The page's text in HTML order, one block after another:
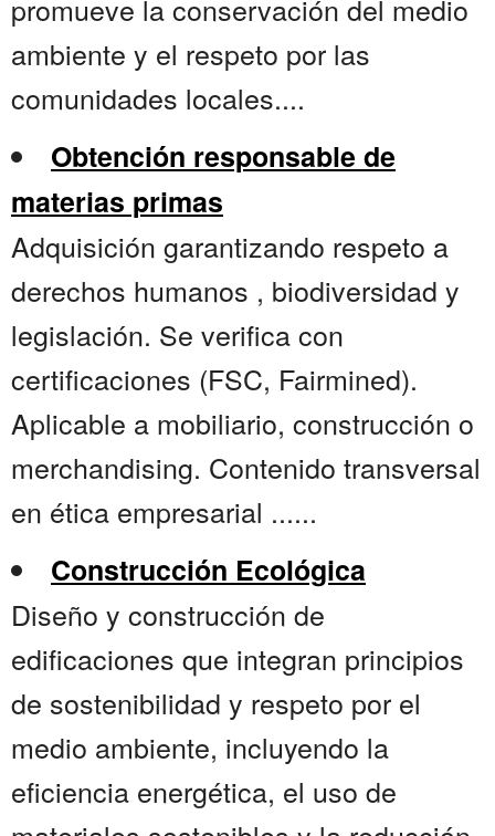
promueve la conservación del medio
ambiente y el respeto por las
comunidades locales....
Obtención responsable de
materias primas
Adquisición garantizando respeto a
derechos humanos , biodiversidad y
legislación. Se verifica con
certificaciones (FSC, Fairmined).
Aplicable a mobiliario, construcción o
merchandising. Contenido transversal
en ética empresarial ......
Construcción Ecológica
Diseño y construcción de
edificaciones que integran principios
de sostenibilidad y respeto por el
medio ambiente, incluyendo la
eficiencia energética, el uso de